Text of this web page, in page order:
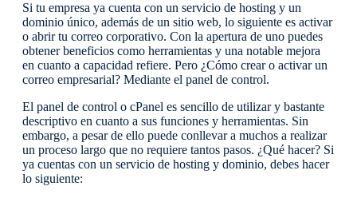
Si tu empresa ya cuenta con un servicio de hosting y un
dominio único, además de un sitio web, lo siguiente es activar
o abrir tu correo corporativo. Con la apertura de uno puedes
obtener beneficios como herramientas y una notable mejora
en cuanto a capacidad refiere. Pero ¿Cómo crear o activar un
correo empresarial? Mediante el panel de control.
El panel de control o cPanel es sencillo de utilizar y bastante
descriptivo en cuanto a sus funciones y herramientas. Sin
embargo, a pesar de ello puede conllevar a muchos a realizar
un proceso largo que no requiere tantos pasos. ¿Qué hacer? Si
ya cuentas con un servicio de hosting y dominio, debes hacer
lo siguiente: